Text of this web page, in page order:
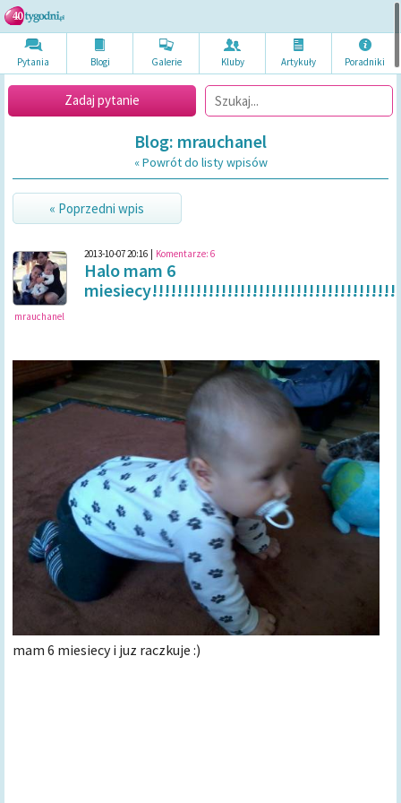
Pytania Blogi Galerie Kluby Artykuły Poradniki
Zadaj pytanie
Blog: mrauchanel
« Powrót do listy wpisów
« Poprzedni wpis
mrauchanel
2013-10-07 20:16 Komentarze: 6
Halo mam 6
mam 6 miesiecy i juz raczkuje :)